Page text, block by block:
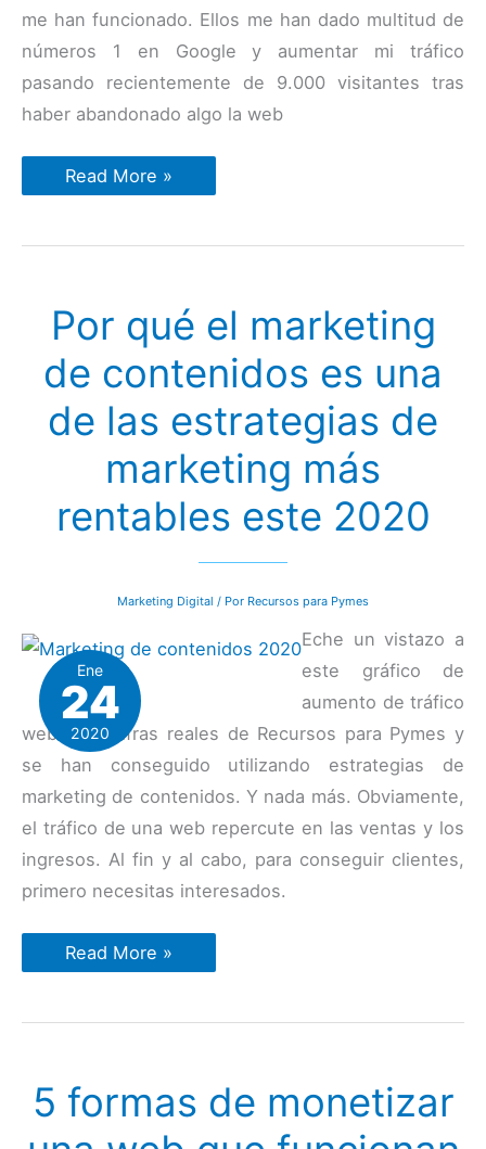
me han funcionado. Ellos me han dado multitud de
números 1 en Google y aumentar mi tráfico
pasando recientemente de 9.000 visitantes tras
haber abandonado algo la web
30
consejos
de
funcionan
Read More »
Por qué el marketing
de contenidos es una
de las estrategias de
marketing más
rentables este 2020
Marketing Digital / Por Recursos para Pymes
Ene
24
2020
Eche un vistazo a
este gráfico de
aumento de tráfico
web. Son cifras reales de Recursos para Pymes y
se han conseguido utilizando estrategias de
marketing de contenidos. Y nada más. Obviamente,
el tráfico de una web repercute en las ventas y los
ingresos. Al fin y al cabo, para conseguir clientes,
primero necesitas interesados.
Por
qué
de
de
las
de
Read More »
5 formas de monetizar